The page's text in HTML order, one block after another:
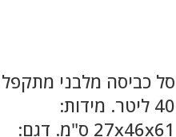
סל כביסה מלבני מתקפל
40 ליטר. מידות:
27x46x61 ס"מ. דגם: